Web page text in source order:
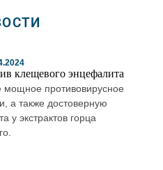
клещевого энцефалита
противовирусное
а также достоверную
у экстрактов горца